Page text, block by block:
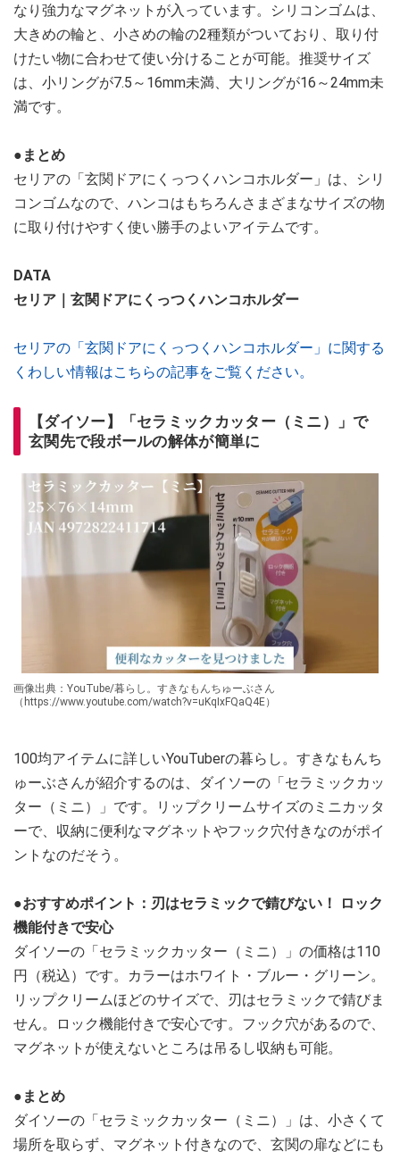
なり強力なマグネットが入っています。シリコンゴムは、
大きめの輪と、小さめの輪の2種類がついており、取り付
けたい物に合わせて使い分けることが可能。推奨サイズ
は、小リングが7.5～16mm未満、大リングが16～24mm未
満です。
●まとめ
セリアの「玄関ドアにくっつくハンコホルダー」は、シリ
コンゴムなので、ハンコはもちろんさまざまなサイズの物
に取り付けやすく使い勝手のよいアイテムです。
DATA
セリア｜玄関ドアにくっつくハンコホルダー
セリアの「玄関ドアにくっつくハンコホルダー」に関する
くわしい情報はこちらの記事をご覧ください。
【ダイソー】「セラミックカッター（ミニ）」で
玄関先で段ボールの解体が簡単に
画像出典：YouTube/暮らし。すきなもんちゅーぶさん
（https://www.youtube.com/watch?v=uKqIxFQaQ4E）
100均アイテムに詳しいYouTuberの暮らし。すきなもんち
ゅーぶさんが紹介するのは、ダイソーの「セラミックカッ
ター（ミニ）」です。リップクリームサイズのミニカッタ
ーで、収納に便利なマグネットやフック穴付きなのがポイ
ントなのだそう。
●おすすめポイント：刃はセラミックで錆びない！ ロック
機能付きで安心
ダイソーの「セラミックカッター（ミニ）」の価格は110
円（税込）です。カラーはホワイト・ブルー・グリーン。
リップクリームほどのサイズで、刃はセラミックで錆びま
せん。ロック機能付きで安心です。フック穴があるので、
マグネットが使えないところは吊るし収納も可能。
●まとめ
ダイソーの「セラミックカッター（ミニ）」は、小さくて
場所を取らず、マグネット付きなので、玄関の扉などにも